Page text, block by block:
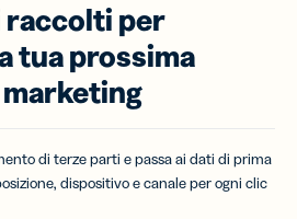
raccolti per
tua prossima
di terze parti e passa ai dati di prima
dispositivo e canale per ogni clic